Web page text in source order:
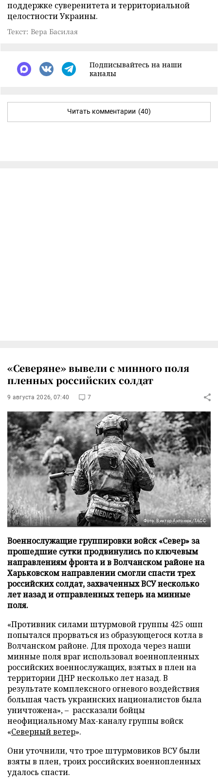
поддержке суверенитета и территориальной
целостности Украины.
Текст: Вера Басилая
Подписывайтесь на наши
каналы
Читать комментарии (40)
«Северяне» вывели с минного поля
пленных российских солдат
9 августа 2026, 07:40 7
Фото: Виктор Антонюк/ТАСС
Военнослужащие группировки войск «Север» за
прошедшие сутки продвинулись по ключевым
направлениям фронта и в Волчанском районе на
Харьковском направлении смогли спасти трех
российских солдат, захваченных ВСУ несколько
лет назад и отправленных теперь на минные
поля.
«Противник силами штурмовой группы 425 ошп
попытался прорваться из образующегося котла в
Волчанском районе. Для прохода через наши
минные поля враг использовал военнопленных
российских военнослужащих, взятых в плен на
территории ДНР несколько лет назад. В
результате комплексного огневого воздействия
большая часть украинских националистов была
уничтожена», – рассказали бойцы
неофициальному Max-каналу группы войск
«Северный ветер».
Они уточнили, что трое штурмовиков ВСУ были
взяты в плен, троих российских военнопленных
удалось спасти.